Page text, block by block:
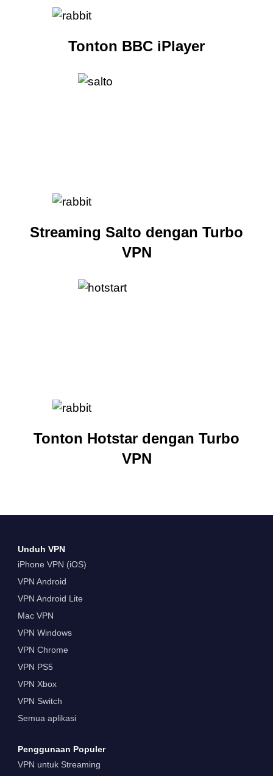
Tonton BBC iPlayer
Streaming Salto dengan Turbo
VPN
Tonton Hotstar dengan Turbo
VPN
Unduh VPN
iPhone VPN (iOS)
VPN Android
VPN Android Lite
Mac VPN
VPN Windows
VPN Chrome
VPN PS5
VPN Xbox
VPN Switch
Semua aplikasi
Penggunaan Populer
VPN untuk Streaming